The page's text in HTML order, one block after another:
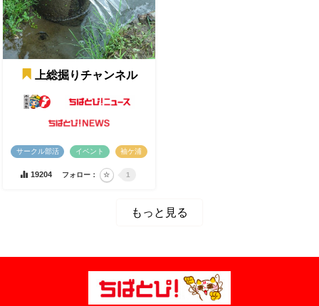
上総掘りチャンネル
サークル部活 イベント 袖ケ浦
19204 フォロー： 1
もっと見る